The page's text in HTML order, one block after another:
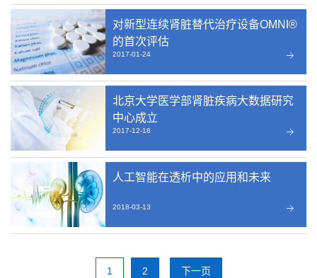
对新型连续肾脏替代治疗设备OMNI®
的首次评估
2017-01-24
北京大学医学部肾脏疾病大数据研究
中心成立
2017-12-18
人工智能在透析中的应用和未来
2018-03-13
1 2 下一页